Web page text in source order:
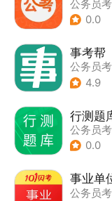
公务员
0.0
事考帮
公务员
4.9
行测题
公务员
0.0
事业单
公务员